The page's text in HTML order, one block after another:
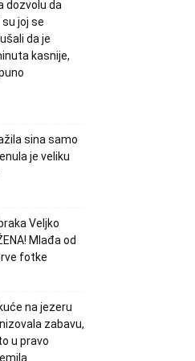
dozvolu da
joj se
da je
kasnije,
sina samo
je veliku
Veljko
Mlađa od
fotke
na jezeru
zabavu,
u pravo